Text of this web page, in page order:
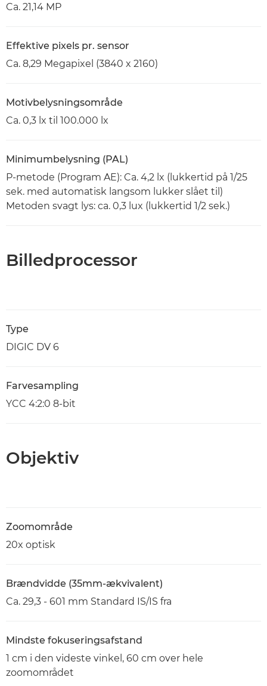
Ca. 21,14 MP
Effektive pixels pr. sensor
Ca. 8,29 Megapixel (3840 x 2160)
Motivbelysningsområde
Ca. 0,3 lx til 100.000 lx
Minimumbelysning (PAL)
P-metode (Program AE): Ca. 4,2 lx (lukkertid på 1/25
sek. med automatisk langsom lukker slået til)
Metoden svagt lys: ca. 0,3 lux (lukkertid 1/2 sek.)
Billedprocessor
Type
DIGIC DV 6
Farvesampling
YCC 4:2:0 8-bit
Objektiv
Zoomområde
20x optisk
Brændvidde (35mm-ækvivalent)
Ca. 29,3 - 601 mm Standard IS/IS fra
Mindste fokuseringsafstand
1 cm i den videste vinkel, 60 cm over hele
zoomområdet